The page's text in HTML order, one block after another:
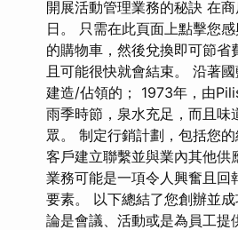
開展活動管理業務的秘訣 在
日。 只需在此頁面上點擊您
的購物車，然後兌換即可節
且可能很快就會結束。 沿著
建造/佔領的； 1973年，由
雨季時節，泉水充足，而且
眾。 制定行銷計劃，包括您
客戶建立聯繫並與業內其他
業務可能是一項令人興奮且
要素。 以下總結了您創辦並
論是會議、活動或是為員工提